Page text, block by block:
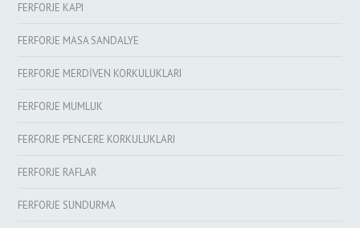
FERFORJE KAPI
FERFORJE MASA SANDALYE
FERFORJE MERDİVEN KORKULUKLARI
FERFORJE MUMLUK
FERFORJE PENCERE KORKULUKLARI
FERFORJE RAFLAR
FERFORJE SUNDURMA